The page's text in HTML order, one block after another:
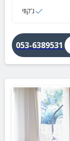
ג‘קוזי
053-6389531